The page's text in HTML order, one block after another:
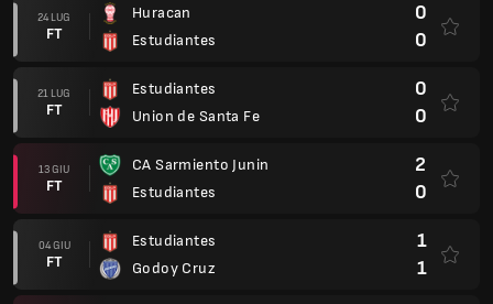
24 LUG
FT
Huracan
Estudiantes
0
0
21 LUG
FT
Estudiantes
Union de Santa Fe
0
0
13 GIU
FT
CA Sarmiento Junin
Estudiantes
2
0
04 GIU
FT
Estudiantes
Godoy Cruz
1
1